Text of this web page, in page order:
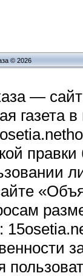
© 2026
—
газета